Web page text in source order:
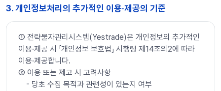
3. 개인정보처리의 추가적인 이용·제공의 기준
➀ 전략물자관리시스템(Yestrade)은 개인정보의 추가적인
이용·제공 시 「개인정보 보호법」 시행령 제14조의2에 따라
이용·제공합니다.
➁ 이용 또는 제고 시 고려사항
- 당초 수집 목적과 관련성이 있는지 여부